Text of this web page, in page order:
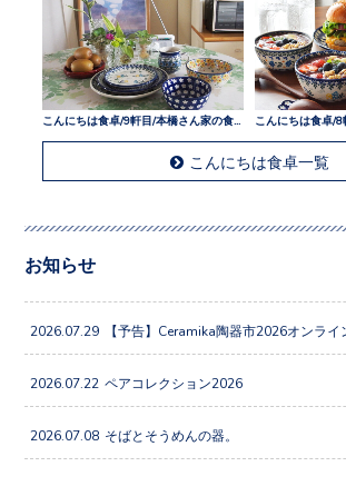
こんにちは食卓/9軒目/本橋さん家の食卓
こんにちは食卓一覧
お知らせ
2026.07.29 【予告】Ceramika陶器市2026オンライ
2026.07.22 ペアコレクション2026
2026.07.08 そばとそうめんの器。